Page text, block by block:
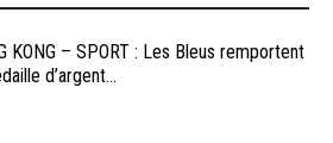
KONG – SPORT : Les Bleus remportent
d’argent...